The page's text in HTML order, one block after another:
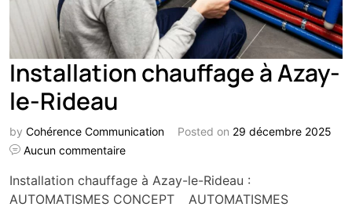
Installation chauffage à Azay-
le-Rideau
by Cohérence Communication Posted on 29 décembre 2025
Aucun commentaire
Installation chauffage à Azay-le-Rideau :
AUTOMATISMES CONCEPT AUTOMATISMES